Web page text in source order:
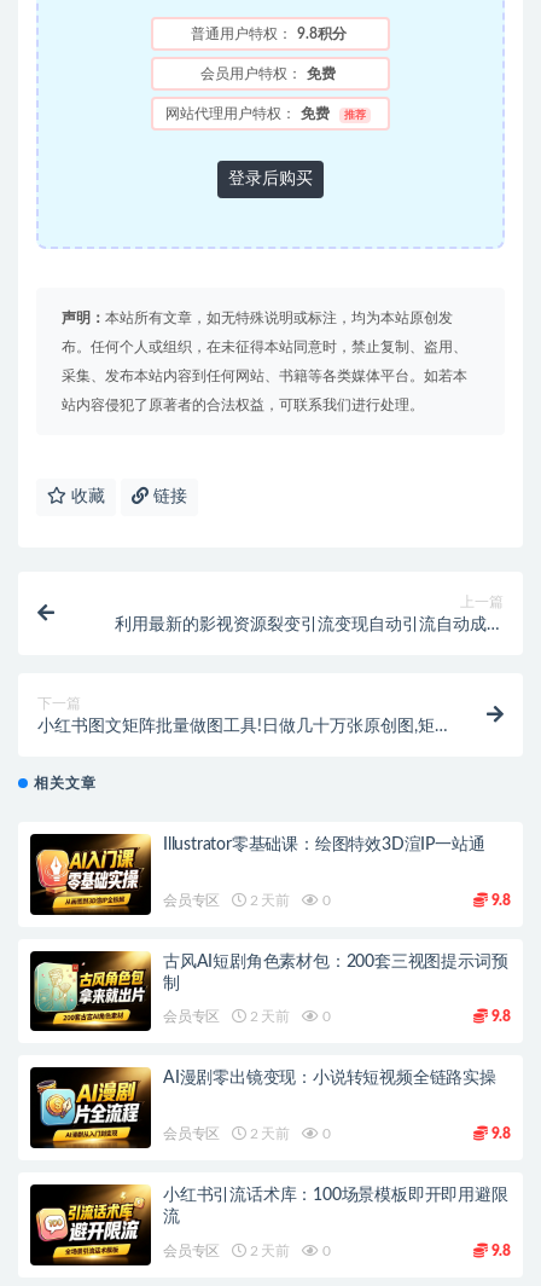
普通用户特权： 9.8积分
会员用户特权： 免费
网站代理用户特权： 免费 推荐
登录后购买
声明： 本站所有文章，如无特殊说明或标注，均为本站原创发
布。任何个人或组织，在未征得本站同意时，禁止复制、盗用、
采集、发布本站内容到任何网站、书籍等各类媒体平台。如若本
站内容侵犯了原著者的合法权益，可联系我们进行处理。
收藏 链接
上一篇
利用最新的影视资源裂变引流变现自动引流自动成交
下一篇
小红书图文矩阵批量做图工具!日做几十万张原创图,矩
相关文章
Illustrator零基础课：绘图特效3D渲IP一站通
会员专区 2 天前 0 9.8
古风AI短剧角色素材包：200套三视图提示词预
制
会员专区 2 天前 0 9.8
AI漫剧零出镜变现：小说转短视频全链路实操
会员专区 2 天前 0 9.8
小红书引流话术库：100场景模板即开即用避限
流
会员专区 2 天前 0 9.8